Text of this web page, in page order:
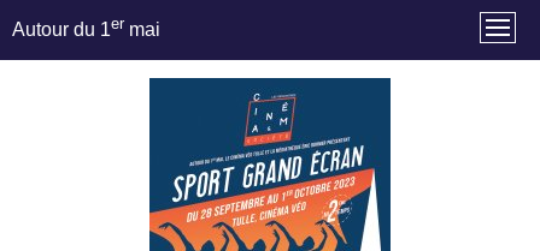
Autour du 1er mai